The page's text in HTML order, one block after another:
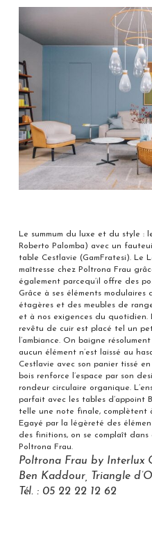
Le summum du luxe et du style :
Roberto Palomba) avec un
table Cestlavie (GamFratesi). Le
maîtresse chez Poltrona Frau
également parcequ’il offre des
Grâce à ses éléments
étagères et des meubles de
et à nos exigences du
revêtu de cuir est placé tel un
l’ambiance. On baigne
aucun élément n’est laissé au
Cestlavie avec son panier tissé
bois renforce l’espace par son
rondeur circulaire organique.
parfait avec les tables d’appoint
telle une note finale, complètent
Egayé par la légèreté des
des finitions, on se complaît
Poltrona Frau.
Poltrona Frau by Interlux
Ben Kaddour, Triangle
Tél. : 05 22 22 12 62